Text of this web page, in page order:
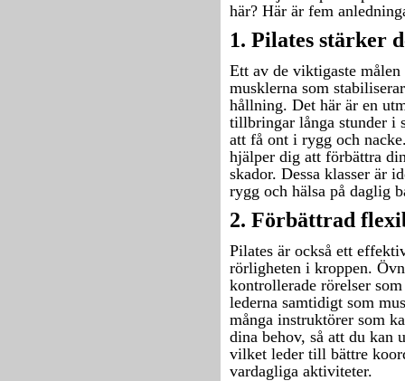
här? Här är fem
1. Pilates stärker
Ett av de viktigaste
musklerna som
hållning. Det här är en
tillbringar långa stunder i
att få ont i rygg och
hjälper dig att förbättra
skador. Dessa klasser är
rygg och hälsa på daglig
2. Förbättrad
Pilates är också ett
rörligheten i kroppen.
kontrollerade rörelser
lederna samtidigt som
många instruktörer som
dina behov, så att du kan
vilket leder till bättre
vardagliga aktiviteter.